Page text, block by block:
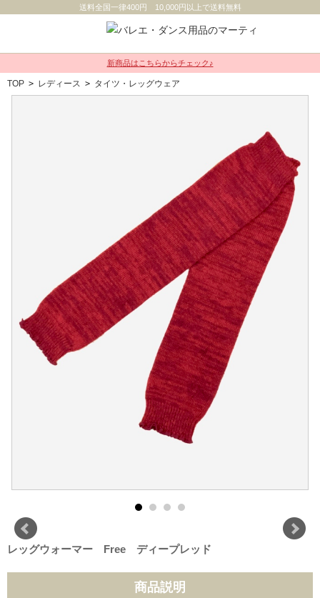
送料全国一律400円 10,000円以上で送料無料
新商品はこちらからチェック♪
TOP > レディース > タイツ・レッグウェア
レッグウォーマー Free ディープレッド
商品説明